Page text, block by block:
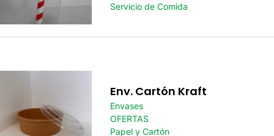
Servicio de Comida
Env. Cartón Kraft
Envases
OFERTAS
Papel y Cartón